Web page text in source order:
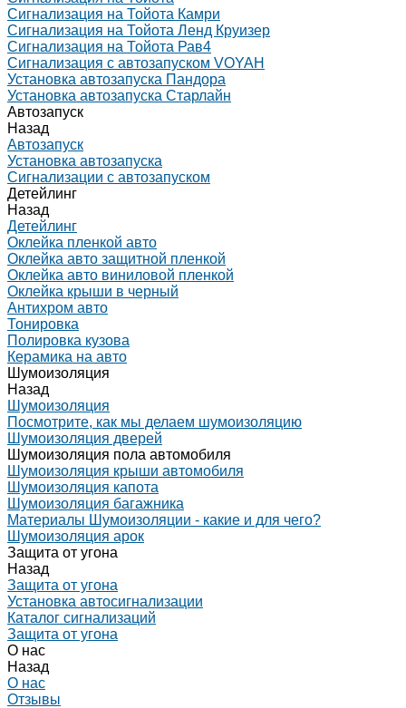
Сигнализация на Тойота Камри
Сигнализация на Тойота Ленд Круизер
Сигнализация на Тойота Рав4
Сигнализация с автозапуском VOYAH
Установка автозапуска Пандора
Установка автозапуска Старлайн
Автозапуск
Назад
Автозапуск
Установка автозапуска
Сигнализации с автозапуском
Детейлинг
Назад
Детейлинг
Оклейка пленкой авто
Оклейка авто защитной пленкой
Оклейка авто виниловой пленкой
Оклейка крыши в черный
Антихром авто
Тонировка
Полировка кузова
Керамика на авто
Шумоизоляция
Назад
Шумоизоляция
Посмотрите, как мы делаем шумоизоляцию
Шумоизоляция дверей
Шумоизоляция пола автомобиля
Шумоизоляция крыши автомобиля
Шумоизоляция капота
Шумоизоляция багажника
Материалы Шумоизоляции - какие и для чего?
Шумоизоляция арок
Защита от угона
Назад
Защита от угона
Установка автосигнализации
Каталог сигнализаций
Защита от угона
О нас
Назад
О нас
Отзывы